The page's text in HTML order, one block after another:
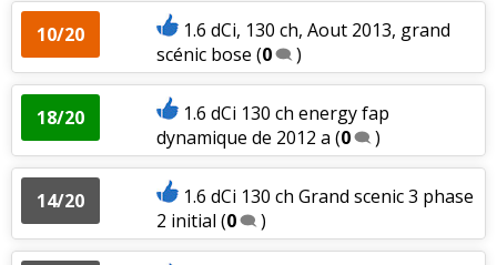
10/20
1.6 dCi, 130 ch, Aout 2013, grand
scénic bose (0 )
18/20
1.6 dCi 130 ch energy fap
dynamique de 2012 a (0 )
14/20
1.6 dCi 130 ch Grand scenic 3 phase
2 initial (0 )